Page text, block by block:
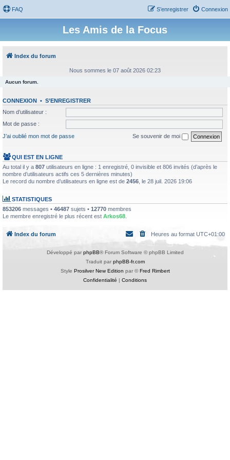
FAQ Connexion
S’enregistrer
Les Amis de la Focus
Index du forum
Nous sommes le 07 août 2026 02:23
Aucun forum.
CONNEXION • S’ENREGISTRER
Nom d’utilisateur :
Mot de passe :
J’ai oublié mon mot de passe
Se souvenir de moi
QUI EST EN LIGNE
Au total il y a 807 utilisateurs en ligne : 1 enregistré, 0 invisible et 806 invités (d’après le
nombre d’utilisateurs actifs ces 5 dernières minutes)
Le record du nombre d’utilisateurs en ligne est de 2456 , le 28 juil. 2026 19:06
STATISTIQUES
853206 messages • 46487 sujets • 12770 membres
Le membre enregistré le plus récent est Arkos68
Index du forum Heures au format UTC+01:00
Développé par phpBB® Forum Software © phpBB Limited
Traduit par phpBB-fr.com
Style Prosilver New Edition par ©Fred Rimbert
Confidentialité | Conditions